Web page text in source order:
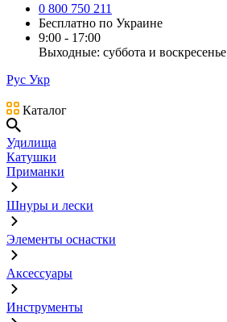
0 800 750 211
Бесплатно по Украине
9:00 - 17:00
Выходные: суббота и воскресенье
Рус Укр
Каталог
Удилища
Катушки
Приманки
Шнуры и лески
Элементы оснастки
Аксессуары
Инструменты